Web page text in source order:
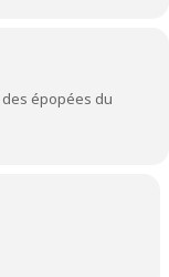
épopées du